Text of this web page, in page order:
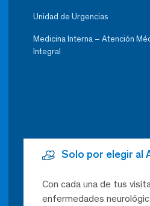
Unidad de Urgencias
Medicina Interna – Atención
Integral
Solo por elegir al
Con cada una de tus
enfermedades